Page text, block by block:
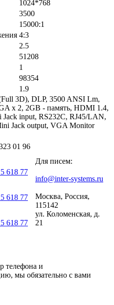
1024*768
3500
15000:1
4:3
2.5
51208
1
98354
1.9
3D), DLP, 3500 ANSI Lm,
x 2, 2GB - память, HDMI 1.4,
Jack input, RS232C, RJ45/LAN,
Jack output, VGA Monitor
01 96
618 77
618 77
618 77
Для писем:
info@inter-systems.ru
Москва, Россия,
115142
ул. Коломенская, д.
21
телефона и
мы обязательно с вами